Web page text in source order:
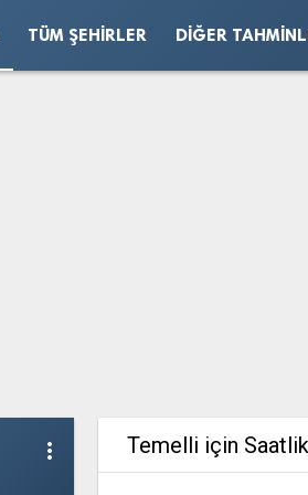
TÜM ŞEHIRLER DIĞER
more_vert Temelli için